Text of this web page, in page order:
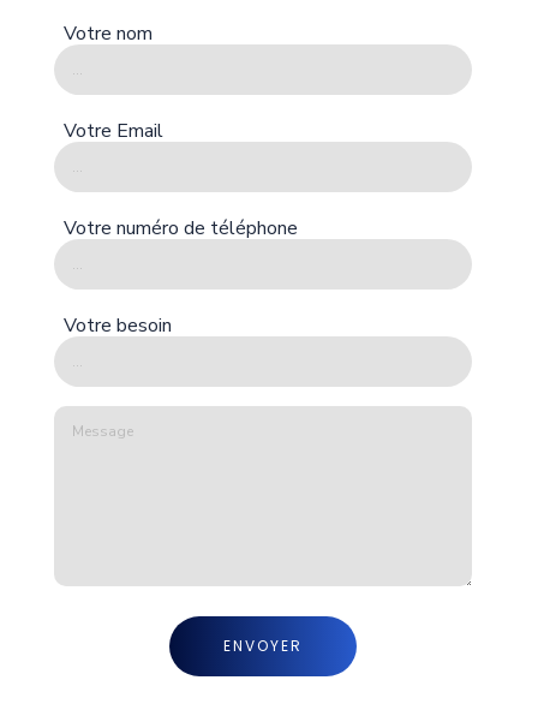
Votre nom
Votre Email
Votre numéro de téléphone
Votre besoin